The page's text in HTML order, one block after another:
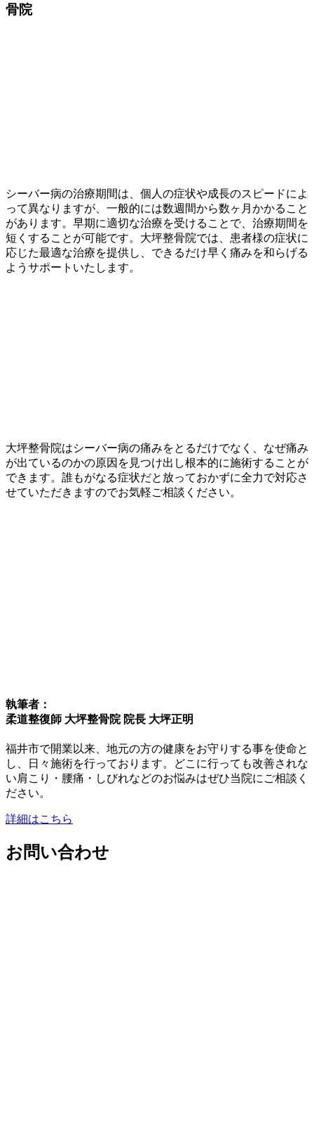
骨院
シーバー病の治療期間は、個人の症状や成長のスピードによ
って異なりますが、一般的には数週間から数ヶ月かかること
があります。早期に適切な治療を受けることで、治療期間を
短くすることが可能です。大坪整骨院では、患者様の症状に
応じた最適な治療を提供し、できるだけ早く痛みを和らげる
ようサポートいたします。
大坪整骨院はシーバー病の痛みをとるだけでなく、なぜ痛み
が出ているのかの原因を見つけ出し根本的に施術することが
できます。誰もがなる症状だと放っておかずに全力で対応さ
せていただきますのでお気軽ご相談ください。
執筆者：
柔道整復師 大坪整骨院 院長 大坪正明
福井市で開業以来、地元の方の健康をお守りする事を使命と
し、日々施術を行っております。どこに行っても改善されな
い肩こり・腰痛・しびれなどのお悩みはぜひ当院にご相談く
ださい。
詳細はこちら
お問い合わせ